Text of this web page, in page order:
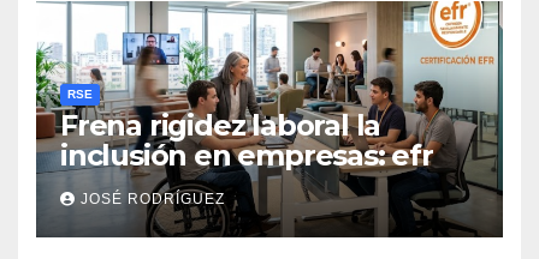
RSE
Frena rigidez laboral la
inclusión en empresas: efr
JOSÉ RODRÍGUEZ